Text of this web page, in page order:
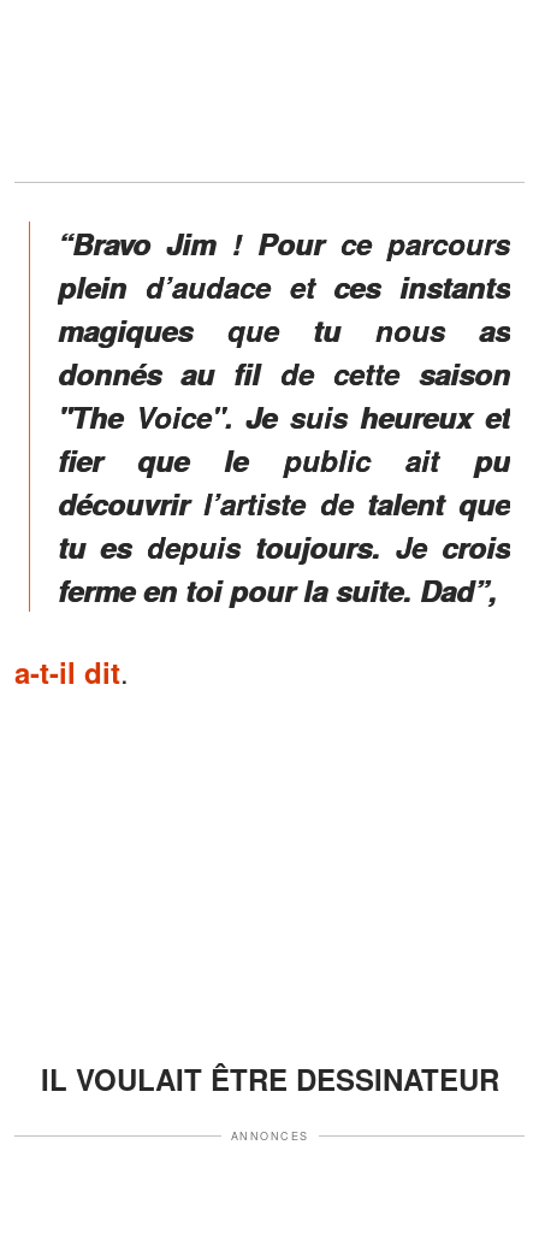
“Bravo Jim ! Pour ce parcours
plein d’audace et ces instants
magiques que tu nous as
donnés au fil de cette saison
"The Voice". Je suis heureux et
fier que le public ait pu
découvrir l’artiste de talent que
tu es depuis toujours. Je crois
ferme en toi pour la suite. Dad”,
a-t-il dit.
IL VOULAIT ÊTRE DESSINATEUR
ANNONCES